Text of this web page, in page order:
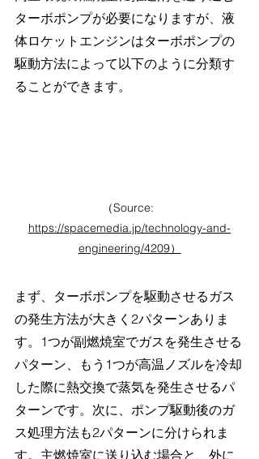
ターボポンプが必要になりますが、液
体ロケットエンジンはターボポンプの
駆動方法によって以下のように分類す
ることができます。
（Source:
https://spacemedia.jp/technology-and-
engineering/4209）
まず、ターボポンプを駆動させるガス
の発生方法が大きく2パターンありま
す。1つが副燃焼室でガスを発生させる
パターン、もう1つが高温ノズルを冷却
した際に熱交換で蒸気を発生させるパ
ターンです。次に、ポンプ駆動後のガ
ス処理方法も2パターンに分けられま
す。主燃焼室に送り込む場合と、外に